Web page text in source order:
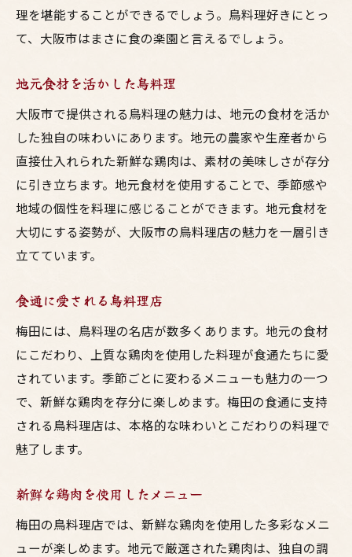
理を堪能することができるでしょう。鳥料理好きにとっ
て、大阪市はまさに食の楽園と言えるでしょう。
地元食材を活かした鳥料理
大阪市で提供される鳥料理の魅力は、地元の食材を活か
した独自の味わいにあります。地元の農家や生産者から
直接仕入れられた新鮮な鶏肉は、素材の美味しさが存分
に引き立ちます。地元食材を使用することで、季節感や
地域の個性を料理に感じることができます。地元食材を
大切にする姿勢が、大阪市の鳥料理店の魅力を一層引き
立てています。
食通に愛される鳥料理店
梅田には、鳥料理の名店が数多くあります。地元の食材
にこだわり、上質な鶏肉を使用した料理が食通たちに愛
されています。季節ごとに変わるメニューも魅力の一つ
で、新鮮な鶏肉を存分に楽しめます。梅田の食通に支持
される鳥料理店は、本格的な味わいとこだわりの料理で
魅了します。
新鮮な鶏肉を使用したメニュー
梅田の鳥料理店では、新鮮な鶏肉を使用した多彩なメニ
ューが楽しめます。地元で厳選された鶏肉は、独自の調